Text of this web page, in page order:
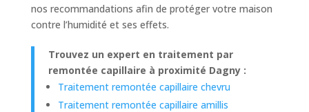
nos recommandations afin de protéger votre maison
contre l’humidité et ses effets.
Trouvez un expert en traitement par
remontée capillaire à proximité Dagny :
Traitement remontée capillaire chevru
Traitement remontée capillaire amillis